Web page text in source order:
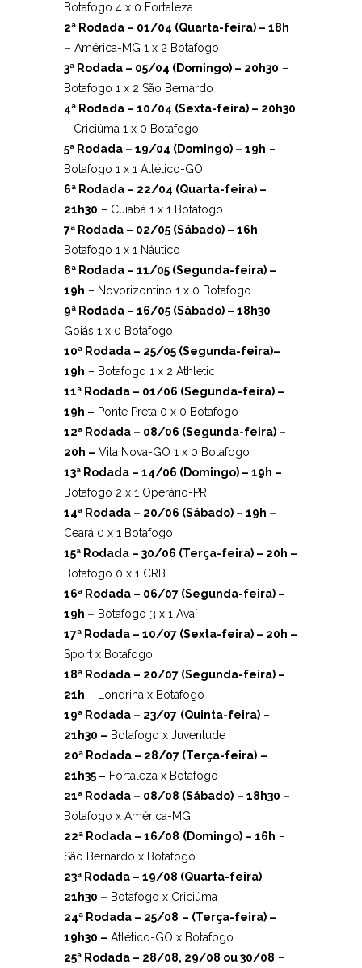
Botafogo 4 x 0 Fortaleza
2ª Rodada – 01/04 (Quarta-feira) – 18h
– América-MG 1 x 2 Botafogo
3ª Rodada – 05/04 (Domingo) – 20h30 –
Botafogo 1 x 2 São Bernardo
4ª Rodada – 10/04 (Sexta-feira) – 20h30
– Criciúma 1 x 0 Botafogo
5ª Rodada – 19/04 (Domingo) – 19h –
Botafogo 1 x 1 Atlético-GO
6ª Rodada – 22/04 (Quarta-feira) –
21h30 – Cuiabá 1 x 1 Botafogo
7ª Rodada – 02/05 (Sábado) – 16h –
Botafogo 1 x 1 Náutico
8ª Rodada – 11/05 (Segunda-feira) –
19h – Novorizontino 1 x 0 Botafogo
9ª Rodada – 16/05 (Sábado) – 18h30 –
Goiás 1 x 0 Botafogo
10ª Rodada – 25/05 (Segunda-feira)–
19h – Botafogo 1 x 2 Athletic
11ª Rodada – 01/06 (Segunda-feira) –
19h – Ponte Preta 0 x 0 Botafogo
12ª Rodada – 08/06 (Segunda-feira) –
20h – Vila Nova-GO 1 x 0 Botafogo
13ª Rodada – 14/06 (Domingo) – 19h –
Botafogo 2 x 1 Operário-PR
14ª Rodada – 20/06 (Sábado) – 19h –
Ceará 0 x 1 Botafogo
15ª Rodada – 30/06 (Terça-feira) – 20h –
Botafogo 0 x 1 CRB
16ª Rodada – 06/07 (Segunda-feira) –
19h – Botafogo 3 x 1 Avaí
17ª Rodada – 10/07 (Sexta-feira) – 20h –
Sport x Botafogo
18ª Rodada – 20/07 (Segunda-feira) –
21h – Londrina x Botafogo
19ª Rodada – 23/07 (Quinta-feira) –
21h30 – Botafogo x Juventude
20ª Rodada – 28/07 (Terça-feira) –
21h35 – Fortaleza x Botafogo
21ª Rodada – 08/08 (Sábado) – 18h30 –
Botafogo x América-MG
22ª Rodada – 16/08 (Domingo) – 16h –
São Bernardo x Botafogo
23ª Rodada – 19/08 (Quarta-feira) –
21h30 – Botafogo x Criciúma
24ª Rodada – 25/08 – (Terça-feira) –
19h30 – Atlético-GO x Botafogo
25ª Rodada – 28/08, 29/08 ou 30/08 –